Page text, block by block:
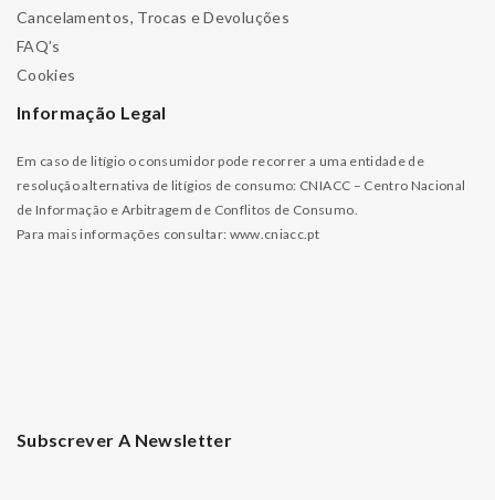
Cancelamentos, Trocas e Devoluções
FAQ’s
Cookies
Informação Legal
Em caso de litígio o consumidor pode recorrer a uma entidade de
resolução alternativa de litígios de consumo: CNIACC – Centro Nacional
de Informação e Arbitragem de Conflitos de Consumo.
Para mais informações consultar: www.cniacc.pt
Subscrever A Newsletter